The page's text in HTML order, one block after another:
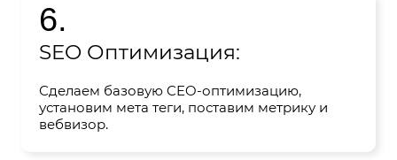
6.
SEO Оптимизация:
Сделаем базовую CEO-оптимизацию,
установим мета теги, поставим метрику и
вебвизор.